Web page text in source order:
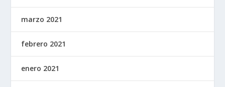
marzo 2021
febrero 2021
enero 2021